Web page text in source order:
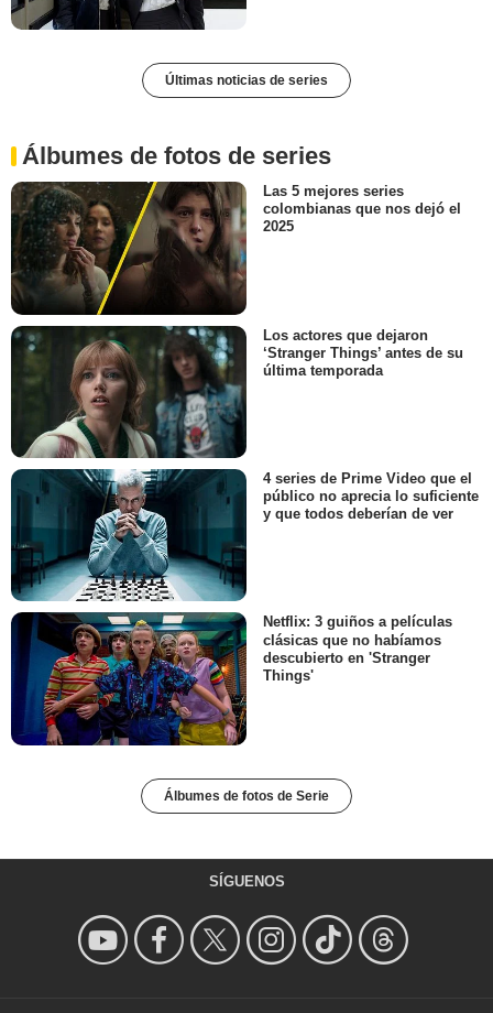
Últimas noticias de series
Álbumes de fotos de series
Las 5 mejores series
colombianas que nos dejó el
2025
Los actores que dejaron
‘Stranger Things’ antes de su
última temporada
4 series de Prime Video que el
público no aprecia lo suficiente
y que todos deberían de ver
Netflix: 3 guiños a películas
clásicas que no habíamos
descubierto en 'Stranger
Things'
Álbumes de fotos de Serie
SÍGUENOS